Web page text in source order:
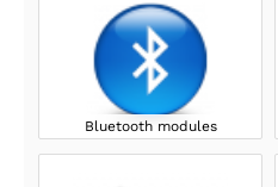
Bluetooth modules